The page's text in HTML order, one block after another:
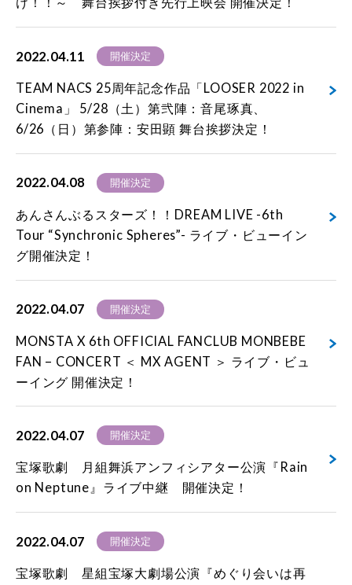
2022.04.11 開催決定
TEAM NACS 25周年記念作品「LOOSER 2022 in
Cinema」 5/28（土）第弐陣：音尾琢真、
6/26（日）第参陣：安田顕 舞台挨拶決定！
2022.04.08 開催決定
あんさんぶるスターズ！！DREAM LIVE -6th
Tour “Synchronic Spheres”- ライブ・ビューイン
グ開催決定！
2022.04.07 開催決定
MONSTA X 6th OFFICIAL FANCLUB MONBEBE
FAN – CONCERT ＜ MX AGENT ＞ ライブ・ビュ
ーイング 開催決定！
2022.04.07 開催決定
宝塚歌劇 月組舞浜アンフィシアター公演『Rain
on Neptune』ライブ中継 開催決定！
2022.04.07 開催決定
宝塚歌劇 星組宝塚大劇場公演『めぐり会いは再